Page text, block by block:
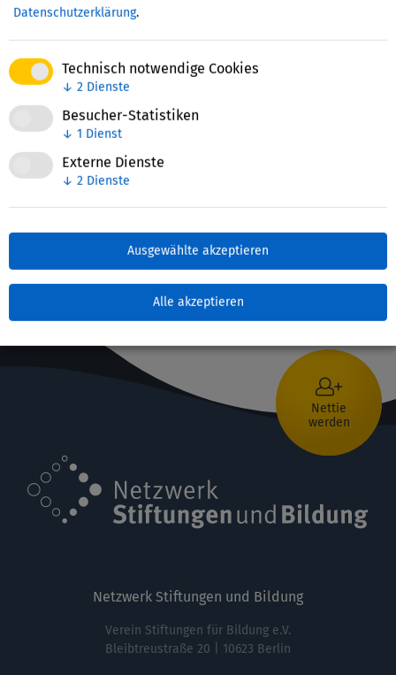
Datenschutzerklärung.
Technisch notwendige Cookies
↓ 2 Dienste
Besucher-Statistiken
↓ 1 Dienst
Externe Dienste
↓ 2 Dienste
Ausgewählte akzeptieren
Alle akzeptieren
Zusammenarbeit
Bundesverband der
Landesverbänden.
Zuletzt bearbeitet: 07. Mai 2025
Nettie
werden
Netzwerk Stiftungen und Bildung
Verein Stiftungen für Bildung e.V.
Bleibtreustraße 20 | 10623 Berlin